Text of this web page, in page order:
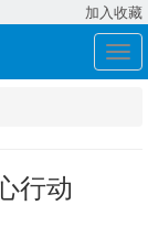
加入收藏
展
开
行动